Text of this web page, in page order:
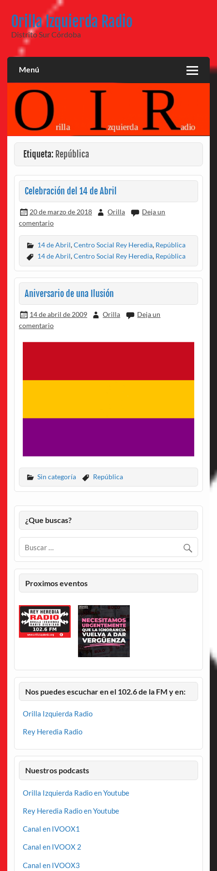
contenido
Orilla Izquierda Radio
Distrito Sur Córdoba
Menú
Etiqueta: República
Celebración del 14 de Abril
20 de marzo de 2018 Orilla
Deja un
comentario
14 de Abril,Centro Social Rey Heredia, República
14 de Abril,Centro Social Rey Heredia, República
Aniversario de una Ilusión
14 de abril de 2009 Orilla
Deja un
comentario
Sin categoría República
¿Que buscas?
Proximos eventos
Nos puedes escuchar en el 102.6 de la FM y en:
Orilla Izquierda Radio
Rey Heredia Radio
Nuestros podcasts
Orilla Izquierda Radio en Youtube
Rey Heredia Radio en Youtube
Canal en IVOOX1
Canal en IVOOX 2
Canal en IVOOX3